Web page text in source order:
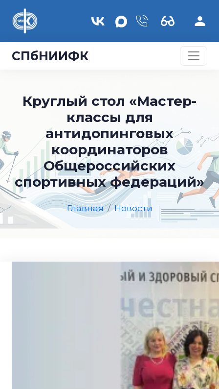
СПбНИИФК
Круглый стол «Мастер-
классы для
антидопинговых
координаторов
Общероссийских
спортивных федераций»
Главная Новости